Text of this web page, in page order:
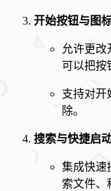
开始按钮与图
允许更改
可以把按
支持对开
除。
搜索与快捷启
集成快速
索文件、